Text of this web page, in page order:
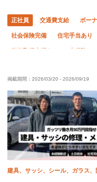
正社員 交通費支給 ボー
社会保険完備 住宅手当あり
直帰・直行OK 夏季休暇
車・バイク通勤OK 完全週休
掲載期間： 2026/03/20 - 2026/09/19
建具、サッシ、シール、ガラス